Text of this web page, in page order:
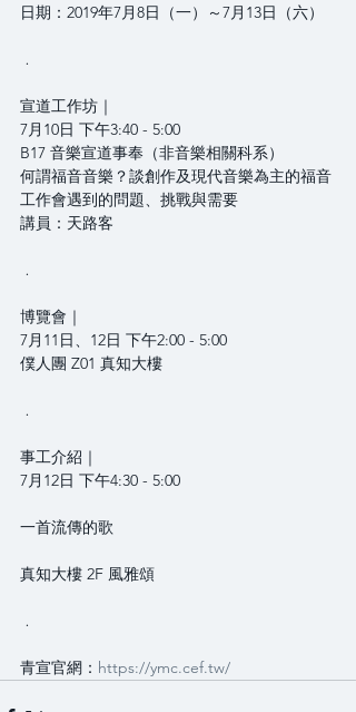
日期：2019年7月8日（一）～7月13日（六）
﹒
宣道工作坊｜
7月10日 下午3:40 - 5:00
B17 音樂宣道事奉（非音樂相關科系）
何謂福音音樂？談創作及現代音樂為主的福音
工作會遇到的問題、挑戰與需要
講員：天路客
﹒
博覽會｜
7月11日、12日 下午2:00 - 5:00
僕人團 Z01 真知大樓
﹒
事工介紹｜
7月12日 下午4:30 - 5:00
一首流傳的歌
真知大樓 2F 風雅頌
﹒
青宣官網： https://ymc.cef.tw/